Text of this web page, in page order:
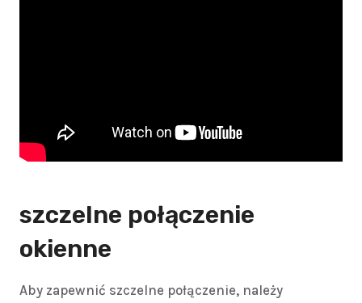
szczelne połączenie
okienne
Aby zapewnić szczelne połączenie, należy